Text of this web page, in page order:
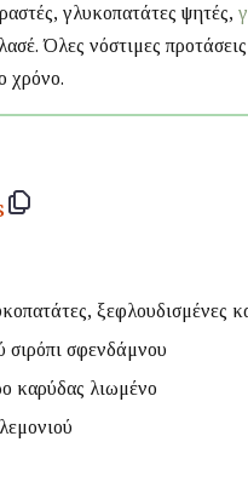
γλυκοπατάτες ψητές,
Όλες νόστιμες
χρόνο.
ξεφλουδισμένες
σιρόπι σφενδάμνου
καρύδας λιωμένο